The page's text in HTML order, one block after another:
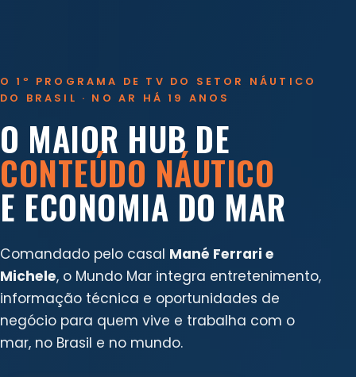
O 1º PROGRAMA DE TV DO SETOR NÁUTICO
DO BRASIL · NO AR HÁ 19 ANOS
O MAIOR HUB DE
CONTEÚDO NÁUTICO
E ECONOMIA DO MAR
Comandado pelo casal Mané Ferrari e
Michele, o Mundo Mar integra entretenimento,
informação técnica e oportunidades de
negócio para quem vive e trabalha com o
mar, no Brasil e no mundo.